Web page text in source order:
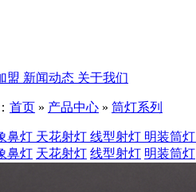
盟 新闻动态 关于我们
首页 » 产品中心 » 筒灯系列
鼻灯 天花射灯 线型射灯 明装筒灯
鼻灯 天花射灯 线型射灯 明装筒灯